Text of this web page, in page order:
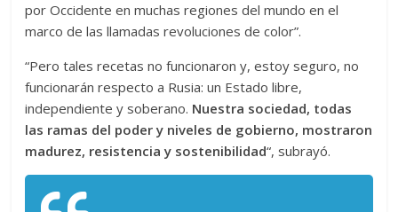
por Occidente en muchas regiones del mundo en el
marco de las llamadas revoluciones de color”.
“Pero tales recetas no funcionaron y, estoy seguro, no
funcionarán respecto a Rusia: un Estado libre,
independiente y soberano. Nuestra sociedad, todas
las ramas del poder y niveles de gobierno, mostraron
madurez, resistencia y sostenibilidad“, subrayó.